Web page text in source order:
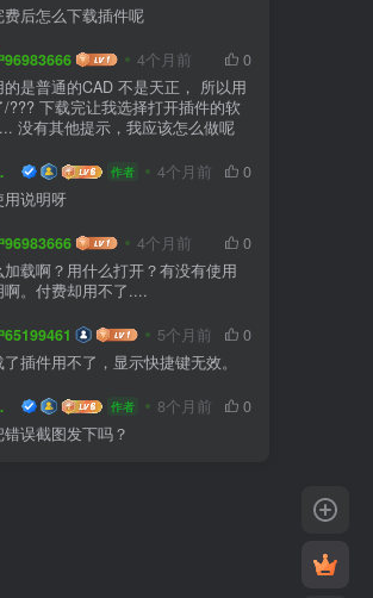
费后怎么下载插件呢
96983666 4个月前
0
普通的CAD 不是天正， 所以用
选择打开插件的软
没有其他提示，我应该怎么做呢
作者 4个月前
0
用说明呀
96983666 4个月前
0
加载啊？用什么打开？有没有使用
啊。付费却用不了....
65199461 5个月前
0
了插件用不了，显示快捷键无效。
作者 8个月前
0
错误截图发下吗？